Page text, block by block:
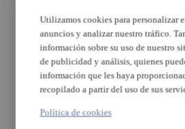
Utilizamos cookies para personalizar
anuncios y analizar nuestro tráfico.
información sobre su uso de nuestro
de publicidad y análisis, quienes
información que les haya
recopilado a partir del uso de sus
Política de cookies